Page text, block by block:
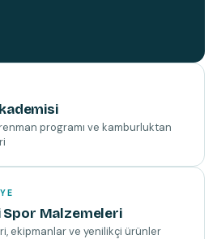
programı ve kamburluktan
Spor Malzemeleri
ekipmanlar ve yenilikçi ürünler